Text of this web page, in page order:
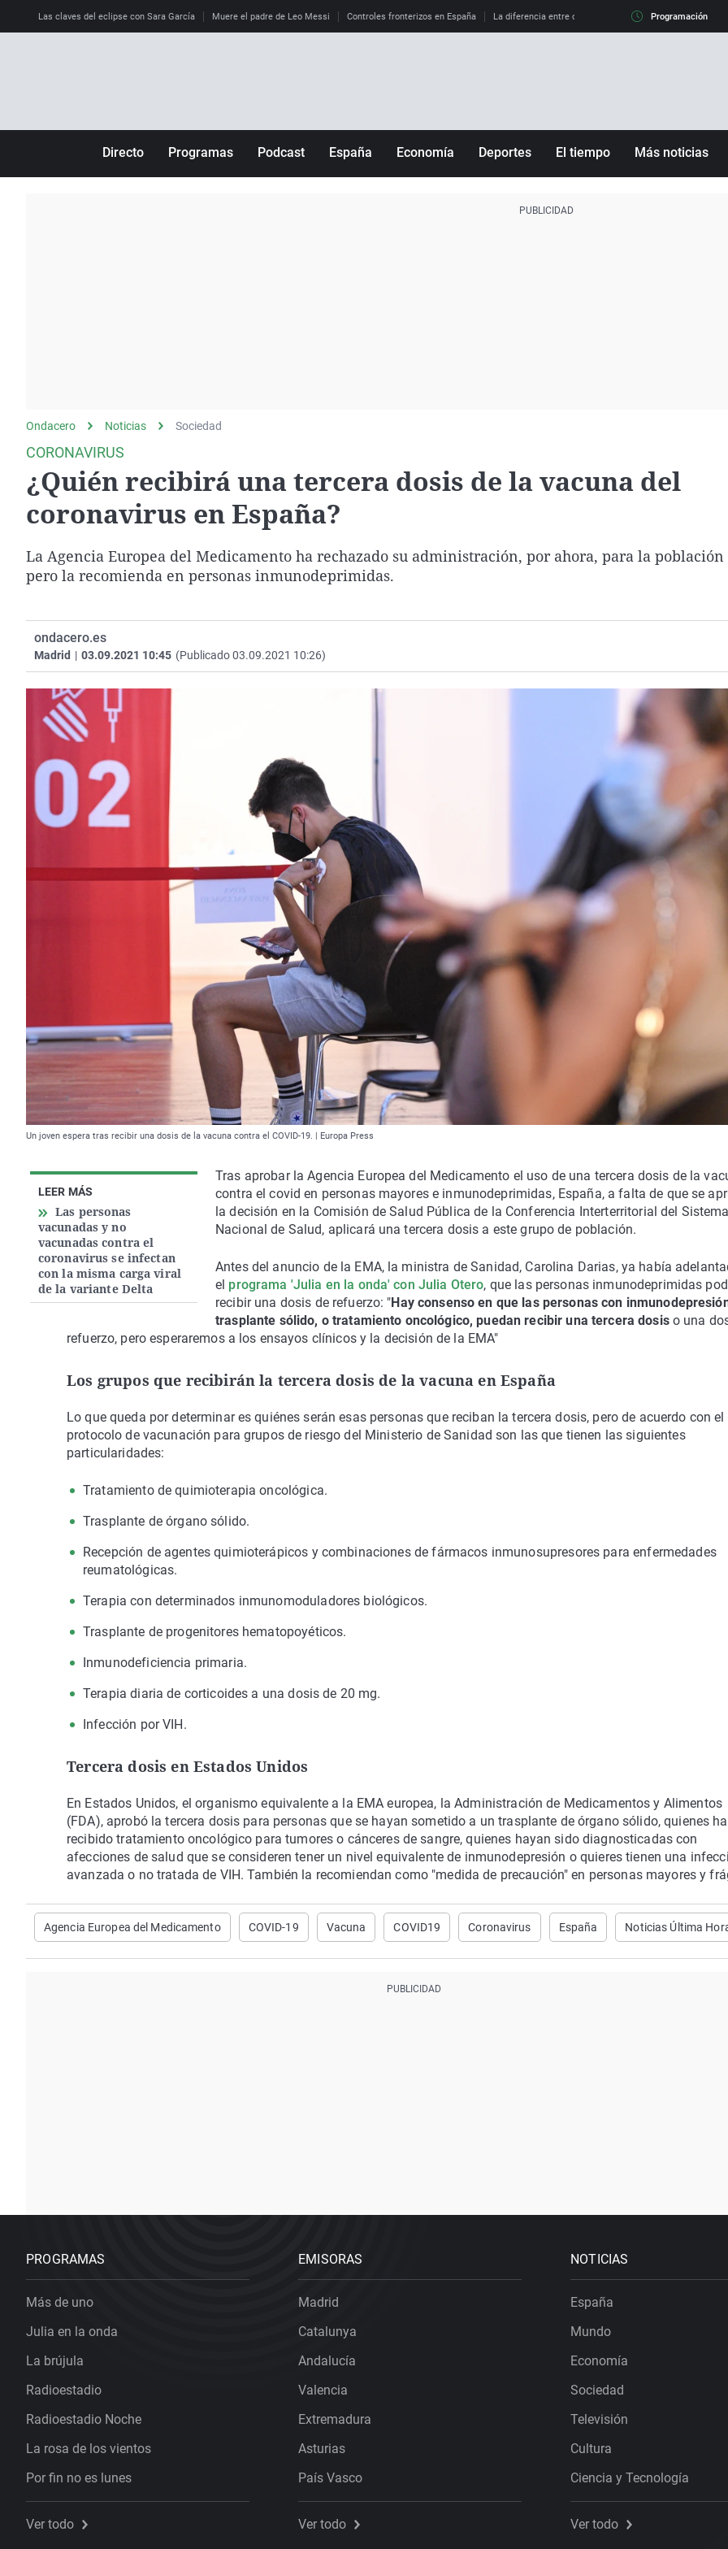
Las claves del eclipse con Sara García Muere el padre de Leo Messi Controles fronterizos en España La diferencia entre observar el eclipse al 99% y al 100%
Programación
Directo Programas
Como el perro y el
Podcast
Equipo de investigación
Negra
España
País Vasco
Economía Deportes El tiempo Más noticias
Ondacero Noticias Sociedad
CORONAVIRUS
¿Quién recibirá una tercera dosis de la vacuna del
coronavirus en España?
La Agencia Europea del Medicamento ha rechazado su administración, por ahora, para la
pero la recomienda en personas inmunodeprimidas.
ondacero.es
Madrid | 03.09.2021 10:45 (Publicado 03.09.2021 10:26)
Un joven espera tras recibir una dosis de la vacuna contra el COVID-19. | Europa Press
LEER MÁS
Las personas
vacunadas y no
vacunadas contra el
coronavirus se infectan
con la misma carga viral
de la variante Delta
Tras aprobar la Agencia Europea del Medicamento el uso de una tercera dosis de la
contra el covid en personas mayores e inmunodeprimidas, España, a falta de que se
la decisión en la Comisión de Salud Pública de la Conferencia Interterritorial del Sistema
Nacional de Salud, aplicará una tercera dosis a este grupo de población.
Antes del anuncio de la EMA, la ministra de Sanidad, Carolina Darias, ya había
el programa 'Julia en la onda' con Julia Otero, que las personas inmunodeprimidas
recibir una dosis de refuerzo: "Hay consenso en que las personas con
trasplante sólido, o tratamiento oncológico, puedan recibir una tercera dosis o una
refuerzo, pero esperaremos a los ensayos clínicos y la decisión de la EMA"
Los grupos que recibirán la tercera dosis de la vacuna en España
Lo que queda por determinar es quiénes serán esas personas que reciban la tercera dosis, pero de acuerdo con el
protocolo de vacunación para grupos de riesgo del Ministerio de Sanidad son las que tienen las siguientes
particularidades:
Tratamiento de quimioterapia oncológica.
Trasplante de órgano sólido.
Recepción de agentes quimioterápicos y combinaciones de fármacos inmunosupresores para enfermedades
reumatológicas.
Terapia con determinados inmunomoduladores biológicos.
Trasplante de progenitores hematopoyéticos.
Inmunodeficiencia primaria.
Terapia diaria de corticoides a una dosis de 20 mg.
Infección por VIH.
Tercera dosis en Estados Unidos
En Estados Unidos, el organismo equivalente a la EMA europea, la Administración de Medicamentos y Alimentos
(FDA), aprobó la tercera dosis para personas que se hayan sometido a un trasplante de órgano sólido, quienes
recibido tratamiento oncológico para tumores o cánceres de sangre, quienes hayan sido diagnosticadas con
afecciones de salud que se consideren tener un nivel equivalente de inmunodepresión o quieres tienen una
avanzada o no tratada de VIH. También la recomiendan como "medida de precaución" en personas mayores y
Agencia Europea del Medicamento COVID-19 Vacuna COVID19 Coronavirus España Noticias Última
PROGRAMAS
Más de uno
Julia en la onda
La brújula
Radioestadio
Radioestadio Noche
La rosa de los vientos
Por fin no es lunes
Ver todo
EMISORAS
Madrid
Catalunya
Andalucía
Valencia
Extremadura
Asturias
País Vasco
Ver todo
NOTICIAS
España
Mundo
Economía
Sociedad
Televisión
Cultura
Ciencia y Tecnología
Ver todo